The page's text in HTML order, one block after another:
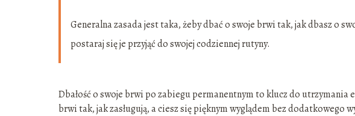
Generalna zasada jest taka, żeby dbać o swoje brwi tak, jak dbasz o
postaraj się je przyjąć do swojej codziennej rutyny.
Dbałość o swoje brwi po zabiegu permanentnym to klucz do
brwi tak, jak zasługują, a ciesz się pięknym wyglądem bez dodatkowego